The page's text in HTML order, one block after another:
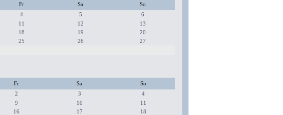
Fr Sa
So
4 5
6
11 12
13
18 19
20
25 26
27
Fr Sa
So
2 3
4
9 10
11
16 17
18